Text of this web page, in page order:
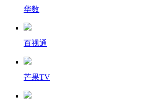
华数
百视通
芒果TV